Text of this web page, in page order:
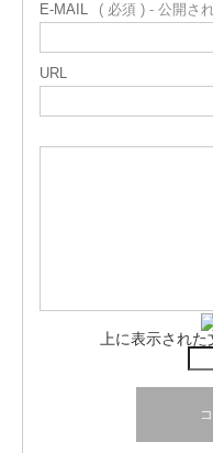
E-MAIL ( 必須 ) - 公開さ
URL
上に表示され